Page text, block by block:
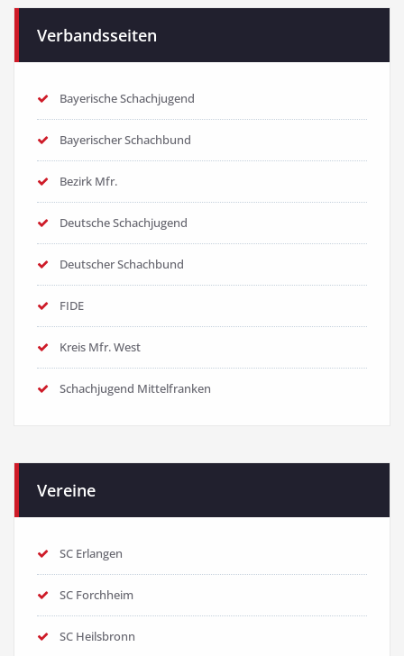
Verbandsseiten
Bayerische Schachjugend
Bayerischer Schachbund
Bezirk Mfr.
Deutsche Schachjugend
Deutscher Schachbund
FIDE
Kreis Mfr. West
Schachjugend Mittelfranken
Vereine
SC Erlangen
SC Forchheim
SC Heilsbronn